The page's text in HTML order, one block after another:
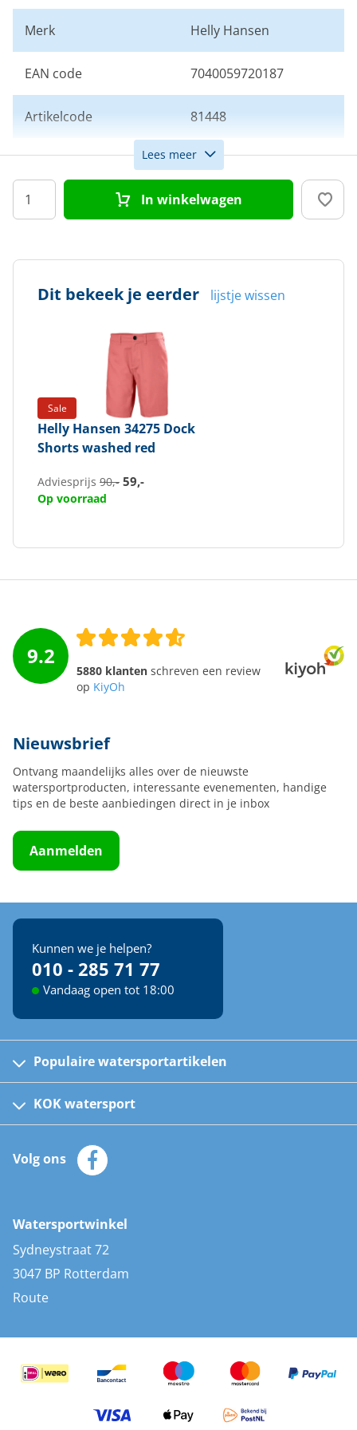
Merk Helly Hansen
EAN code 7040059720187
Artikelcode 81448
Maat 30
Kleur Rood
Lees meer
In winkelwagen
Dit bekeek je eerder lijstje wissen
Sale
Helly Hansen 34275 Dock
Shorts washed red
Adviesprijs 90,- 59,-
Op voorraad
9.2
5880 klanten schreven een review
op KiyOh
Nieuwsbrief
Ontvang maandelijks alles over de nieuwste
watersportproducten, interessante evenementen, handige
tips en de beste aanbiedingen direct in je inbox
Aanmelden
Kunnen we je helpen?
010 - 285 71 77
Vandaag open tot 18:00
Populaire watersportartikelen
Kinder reddingsvesten
Automatische reddingsvesten
Zeilkleding
Zonnepanelen
AIS transponders
Stootwillen en fenders
Bootkussens
Zwemtrappen
KOK watersport
Klantenservice
Merken
Volg ons
Watersportwinkel
Sydneystraat 72
3047 BP Rotterdam
Route